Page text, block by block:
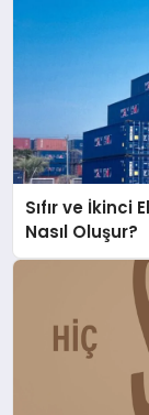
Sıfır ve İkinci
Nasıl Oluşur?